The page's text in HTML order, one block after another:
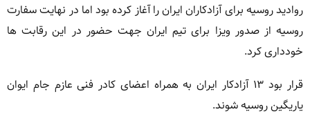
روادید روسیه برای آزادکاران ایران را آغاز کرده بود اما در نهایت سفارت
روسیه از صدور ویزا برای تیم ایران جهت حضور در این رقابت ها
خودداری کرد.
قرار بود ۱۳ آزادکار ایران به همراه اعضای کادر فنی عازم جام ایوان
یاریگین روسیه شوند.